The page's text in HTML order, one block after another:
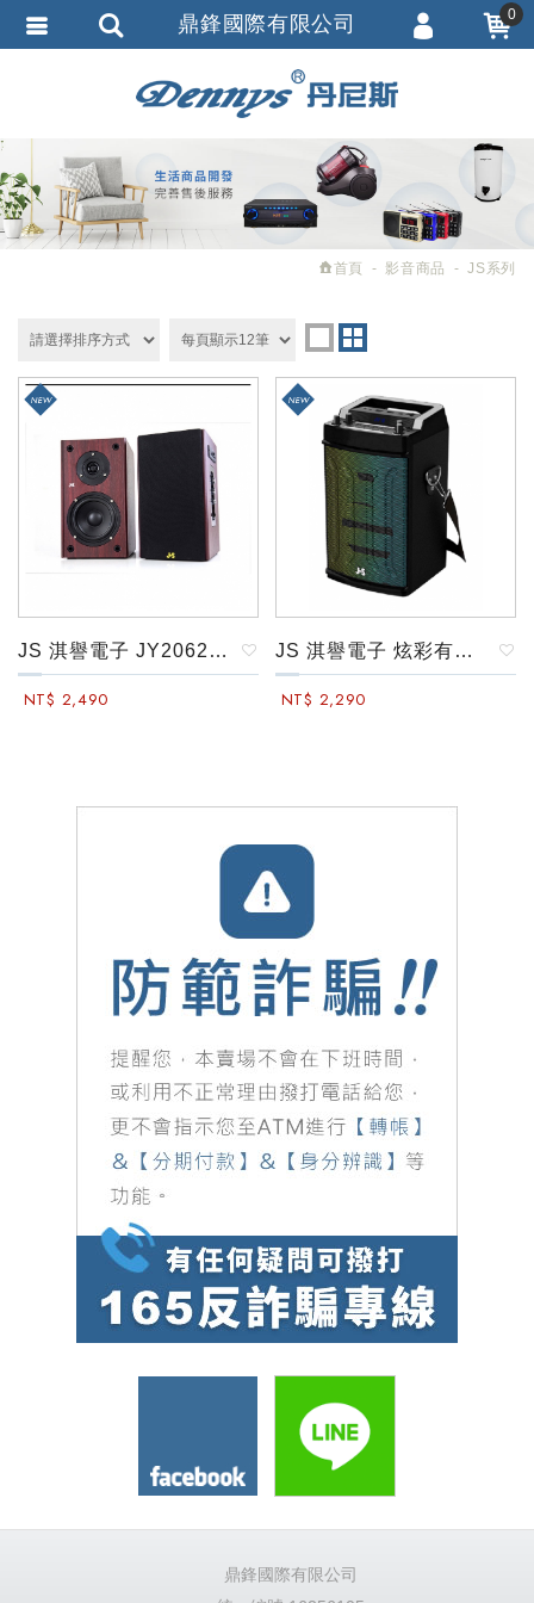
首頁 影音商品 JS系列
JS 淇譽電子 JY2062 木匠之音全木質藍牙喇叭
NT$ 2,490
JS 淇譽電子 炫彩有線/無線教學擴音機(JSR-10)
NT$ 2,290
鼎鋒國際有限公司
鼎鋒國際有限公司 0
會員登入
會員註冊
訂單查詢
追蹤清單
繁體中文